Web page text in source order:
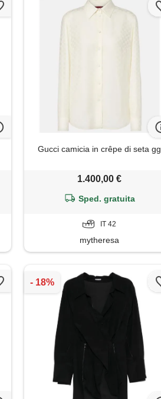
Gucci camicia in crêpe di seta gg
1.400,00 €
Sped. gratuita
IT 42
mytheresa